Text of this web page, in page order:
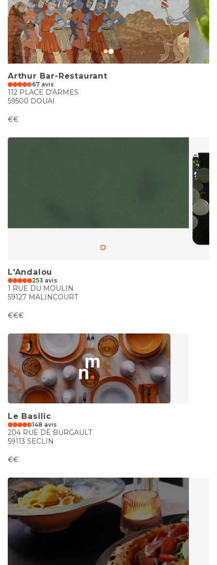
Arthur Bar-Restaurant
67 avis
112 PLACE D'ARMES
59500 DOUAI
€€
L'Andalou
253 avis
1 RUE DU MOULIN
59127 MALINCOURT
€€€
Le Basilic
148 avis
204 RUE DE BURGAULT
59113 SECLIN
€€